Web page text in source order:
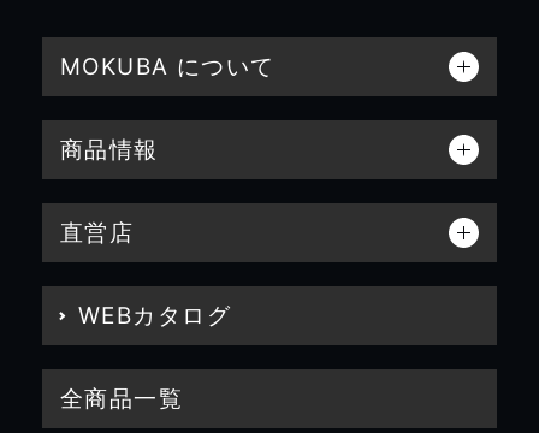
MOKUBA について
商品情報
直営店
WEBカタログ
全商品一覧